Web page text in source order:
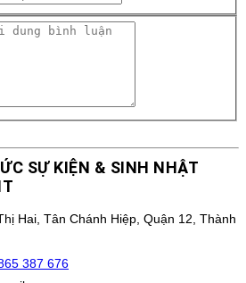
SỰ KIỆN & SINH NHẬT
Hai, Tân Chánh Hiệp, Quận 12, Thành
387 676